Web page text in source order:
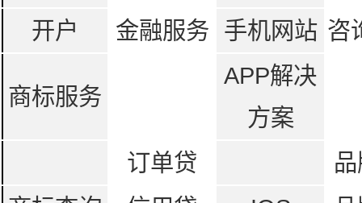
开户 金融服务 手机网站 咨
商标服务
APP解决
方案
订单贷